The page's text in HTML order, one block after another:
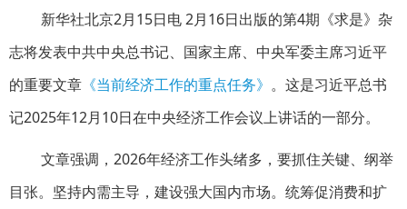
新华社北京2月15日电 2月16日出版的第4期《求是》杂
志将发表中共中央总书记、国家主席、中央军委主席习近平
的重要文章 《当前经济工作的重点任务》 。这是习近平总书
记2025年12月10日在中央经济工作会议上讲话的一部分。
文章强调，2026年经济工作头绪多，要抓住关键、纲举
目张。坚持内需主导，建设强大国内市场。统筹促消费和扩